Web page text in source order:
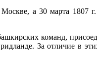
а 30 марта 1807
команд,
За отличие в